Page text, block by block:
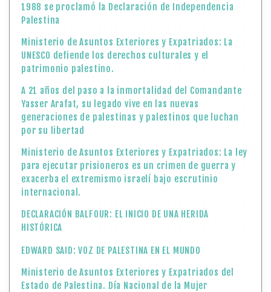
1988 se proclamó la Declaración de Independencia
Palestina
Ministerio de Asuntos Exteriores y Expatriados: La
UNESCO defiende los derechos culturales y el
patrimonio palestino.
A 21 años del paso a la inmortalidad del Comandante
Yasser Arafat, su legado vive en las nuevas
generaciones de palestinas y palestinos que luchan
por su libertad
Ministerio de Asuntos Exteriores y Expatriados: La ley
para ejecutar prisioneros es un crimen de guerra y
exacerba el extremismo israelí bajo escrutinio
internacional.
DECLARACIÓN BALFOUR: EL INICIO DE UNA HERIDA
HISTÓRICA
EDWARD SAID: VOZ DE PALESTINA EN EL MUNDO
Ministerio de Asuntos Exteriores y Expatriados del
Estado de Palestina. Día Nacional de la Mujer